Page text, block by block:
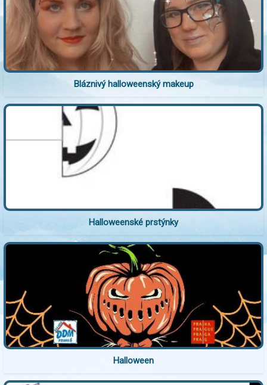
Bláznivý halloweenský makeup
Halloweenské prstýnky
Halloween